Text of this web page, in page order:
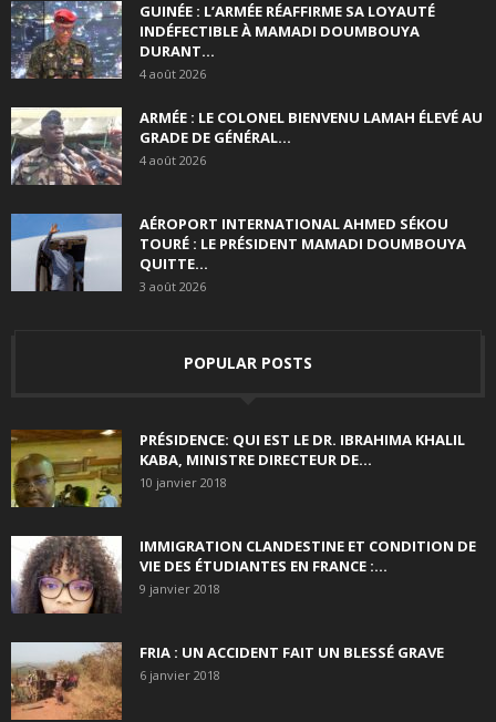
GUINÉE : L’ARMÉE RÉAFFIRME SA LOYAUTÉ
INDÉFECTIBLE À MAMADI DOUMBOUYA
DURANT...
4 août 2026
ARMÉE : LE COLONEL BIENVENU LAMAH ÉLEVÉ AU
GRADE DE GÉNÉRAL...
4 août 2026
AÉROPORT INTERNATIONAL AHMED SÉKOU
TOURÉ : LE PRÉSIDENT MAMADI DOUMBOUYA
QUITTE...
3 août 2026
POPULAR POSTS
PRÉSIDENCE: QUI EST LE DR. IBRAHIMA KHALIL
KABA, MINISTRE DIRECTEUR DE...
10 janvier 2018
IMMIGRATION CLANDESTINE ET CONDITION DE
VIE DES ÉTUDIANTES EN FRANCE :...
9 janvier 2018
FRIA : UN ACCIDENT FAIT UN BLESSÉ GRAVE
6 janvier 2018